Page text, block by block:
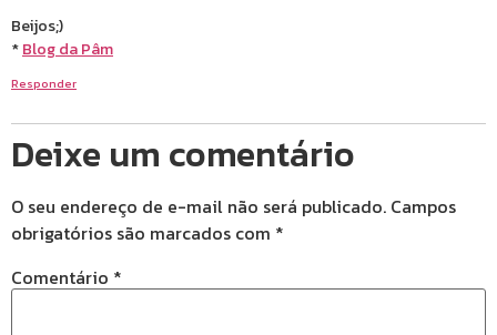
Beijos;)
*Blog da Pâm
Responder
Deixe um comentário
O seu endereço de e-mail não será publicado. Campos
obrigatórios são marcados com *
Comentário *